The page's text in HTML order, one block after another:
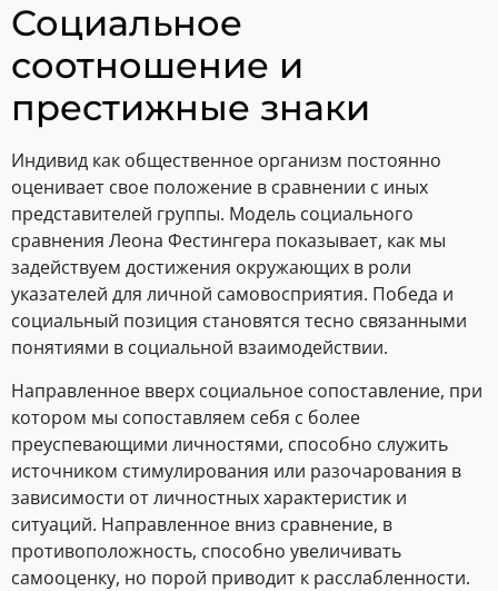
Социальное
соотношение и
престижные знаки
Индивид как общественное организм постоянно
оценивает свое положение в сравнении с иных
представителей группы. Модель социального
сравнения Леона Фестингера показывает, как мы
задействуем достижения окружающих в роли
указателей для личной самовосприятия. Победа и
социальный позиция становятся тесно связанными
понятиями в социальной взаимодействии.
Направленное вверх социальное сопоставление, при
котором мы сопоставляем себя с более
преуспевающими личностями, способно служить
источником стимулирования или разочарования в
зависимости от личностных характеристик и
ситуаций. Направленное вниз сравнение, в
противоположность, способно увеличивать
самооценку, но порой приводит к расслабленности.